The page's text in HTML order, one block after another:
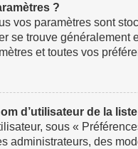
?
vos paramètres sont
se trouve
et toutes vos
d’utilisateur de la
sous «
administrateurs, des